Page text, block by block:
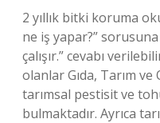
2 yıllık bitki koruma
ne iş yapar?”
çalışır.” cevabı
olanlar Gıda, Tarım ve
tarımsal pestisit ve
bulmaktadır. Ayrıca